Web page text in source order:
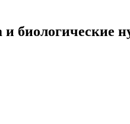
биологические